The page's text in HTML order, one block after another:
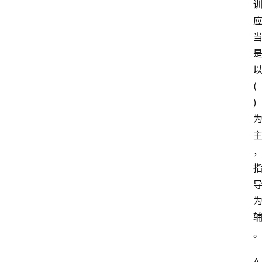
训
应
当
是
以
(
)
为
主
，
指
导
为
辅
。